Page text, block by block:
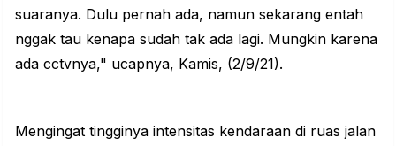
suaranya. Dulu pernah ada, namun sekarang entah
nggak tau kenapa sudah tak ada lagi. Mungkin karena
ada cctvnya," ucapnya, Kamis, (2/9/21).
Mengingat tingginya intensitas kendaraan di ruas jalan